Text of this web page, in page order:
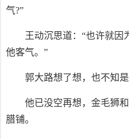
气?”
王动沉思道：“也许就因
他客气。”
郭大路想了想，也不知
他已没空再想，金毛狮
腊铺。